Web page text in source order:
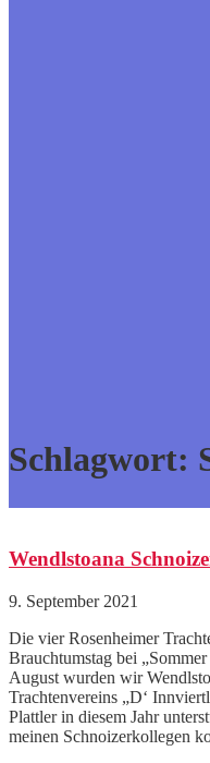
Schlagwort:
Wendlstoana
9. September 2021
Die vier Rosenheimer
Brauchtumstag bei
August wurden wir
Trachtenvereins „D‘
Plattler in diesem Jahr
meinen Schnoizerkollegen